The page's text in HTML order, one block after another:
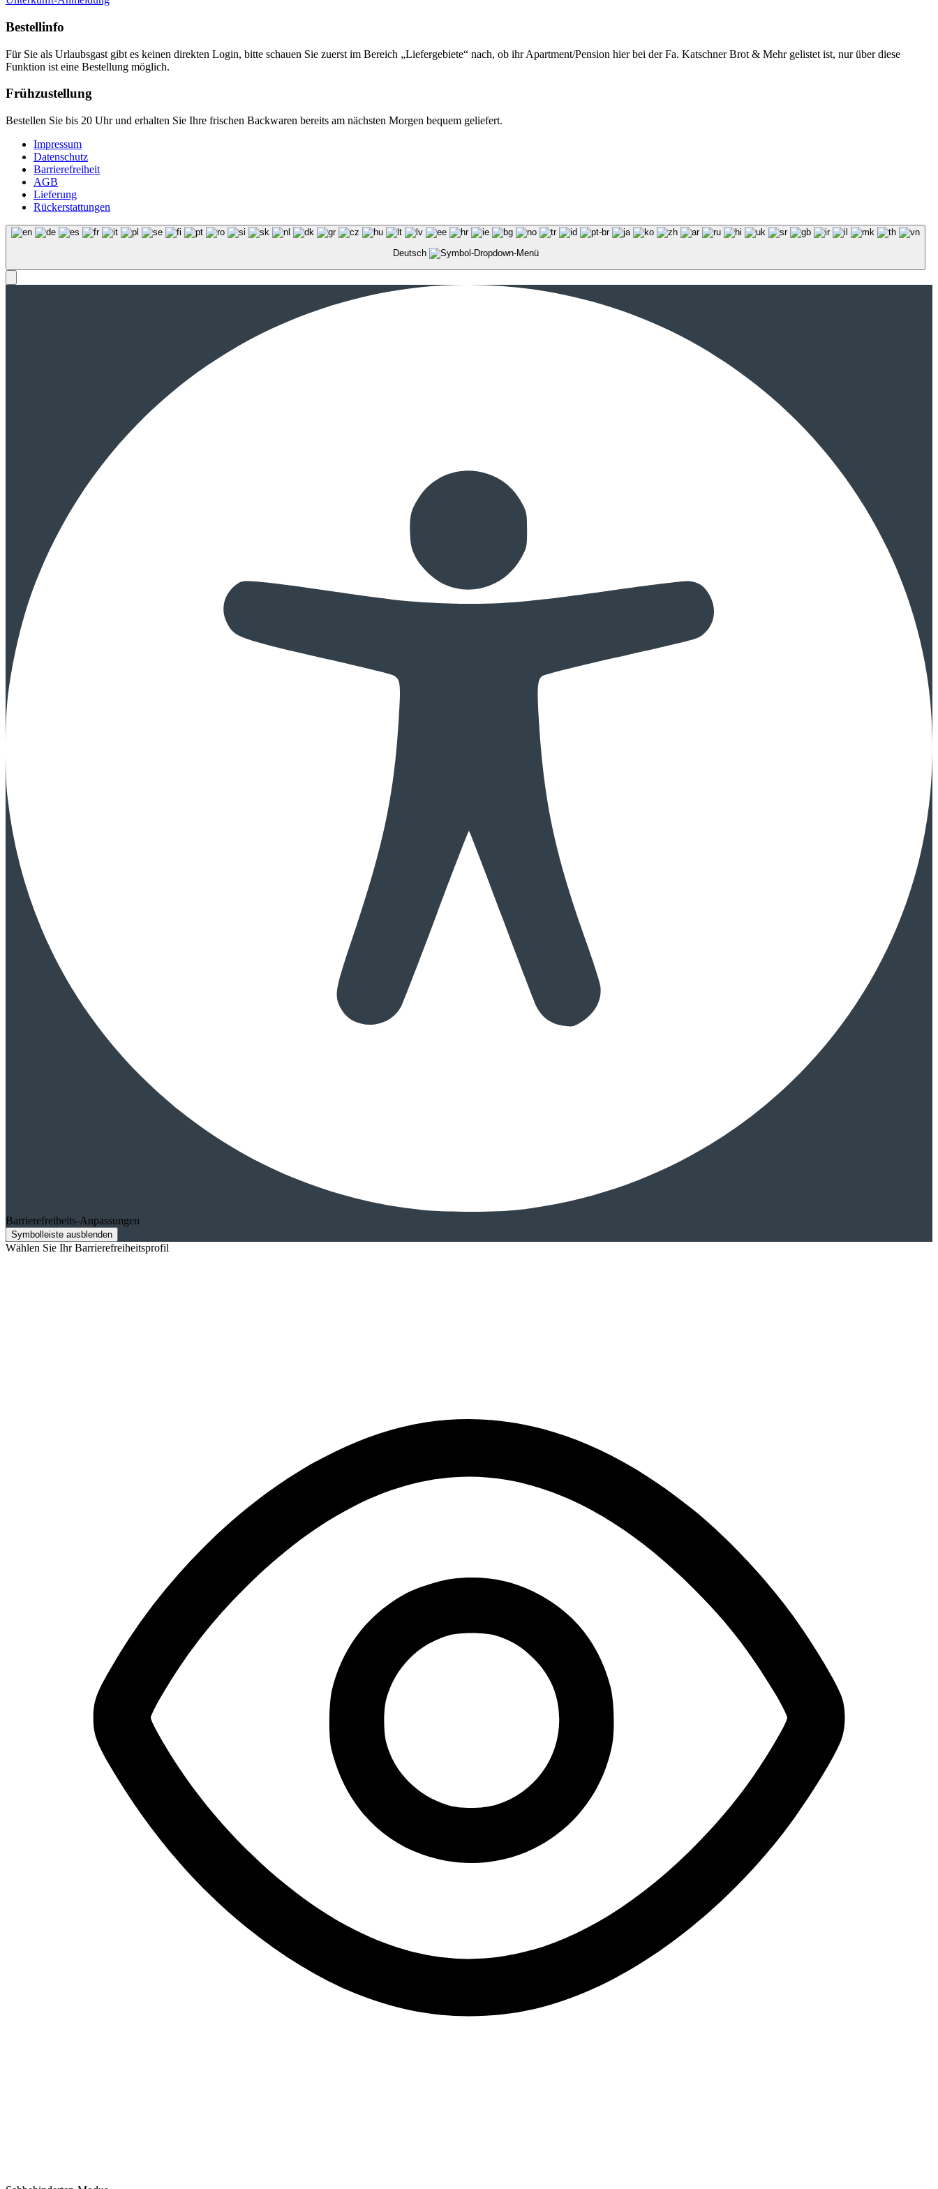
Bestellinfo
Für Sie als Urlaubsgast gibt es keinen direkten Login, bitte schauen Sie zuerst im Bereich „Liefergebiete“ nach, ob ihr Apartment/Pension hier bei der Fa. Katschner Brot & Mehr gelistet ist, nur über diese
Funktion ist eine Bestellung möglich.
Frühzustellung
Bestellen Sie bis 20 Uhr und erhalten Sie Ihre frischen Backwaren bereits am nächsten Morgen bequem geliefert.
Impressum
Datenschutz
Barrierefreiheit
AGB
Lieferung
Rückerstattungen
Deutsch
Barrierefreiheits-Anpassungen
Symbolleiste ausblenden
Wählen Sie Ihr Barrierefreiheitsprofil